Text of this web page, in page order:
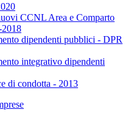
CCNL Area e Comparto
dipendenti pubblici - DPR
integrativo dipendenti
di condotta - 2013